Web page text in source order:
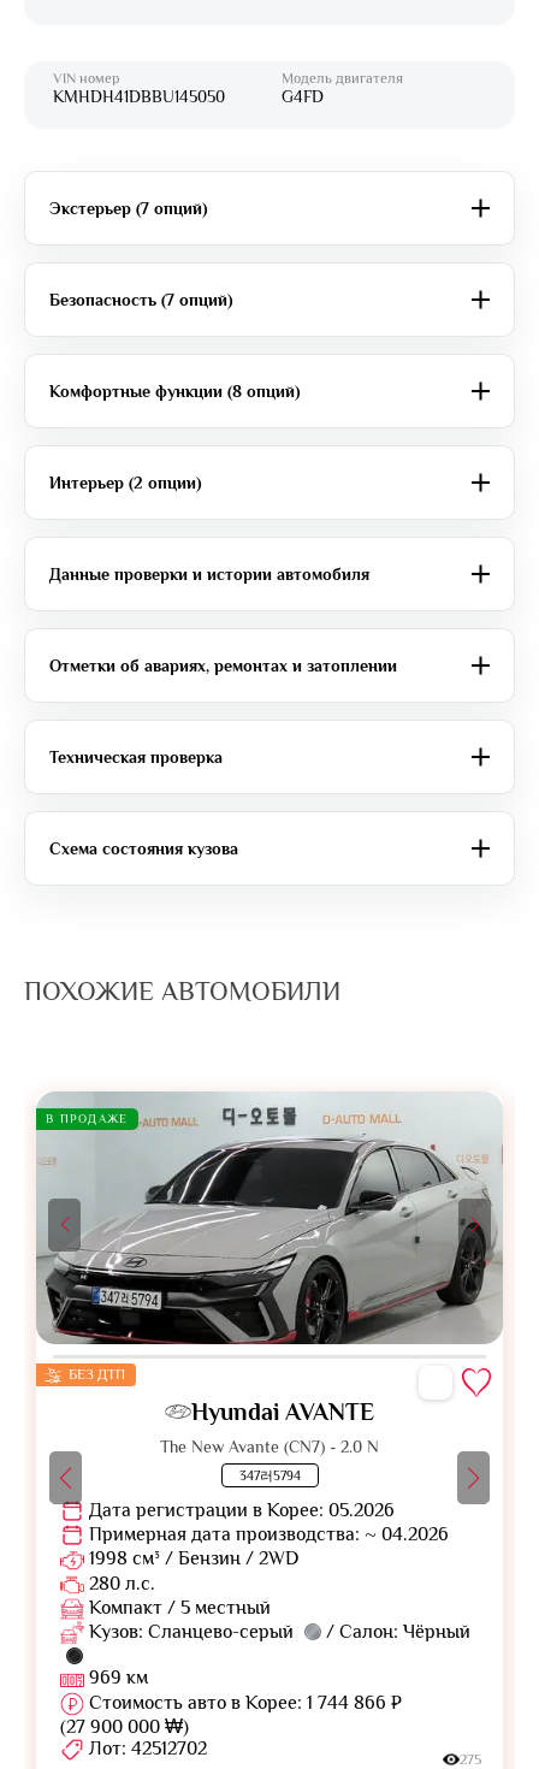
VIN номер
KMHDH41DBBU145050
Модель двигателя
G4FD
Экстерьер (7 опций)
Безопасность (7 опций)
Комфортные функции (8 опций)
Интерьер (2 опции)
Данные проверки и истории автомобиля
Отметки об авариях, ремонтах и затоплении
Техническая проверка
Схема состояния кузова
ПОХОЖИЕ АВТОМОБИЛИ
В ПРОДАЖЕ
БЕЗ ДТП
Hyundai AVANTE
The New Avante (CN7) - 2.0 N
347러5794
Дата регистрации в Корее: 05.2026
Примерная дата производства: ~ 04.2026
1998 см³ / Бензин / 2WD
280 л.с.
Компакт / 5 местный
Кузов: Сланцево-серый
/ Салон: Чёрный
969 км
Стоимость авто в Корее: 1 744 866 ₽
(27 900 000 ₩)
Лот: 42512702
275